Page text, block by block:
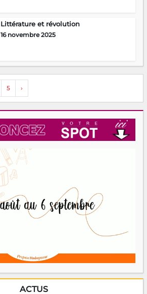
Littérature et révolution
16 novembre 2025
5 ›
ACTUS